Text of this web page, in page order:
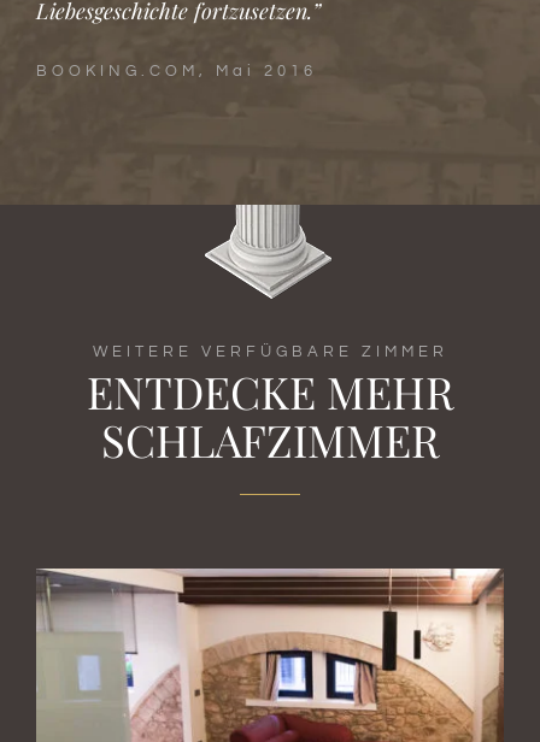
Liebesgeschichte fortzusetzen.”
BOOKING.COM, Mai 2016
WEITERE VERFÜGBARE ZIMMER
ENTDECKE MEHR
SCHLAFZIMMER